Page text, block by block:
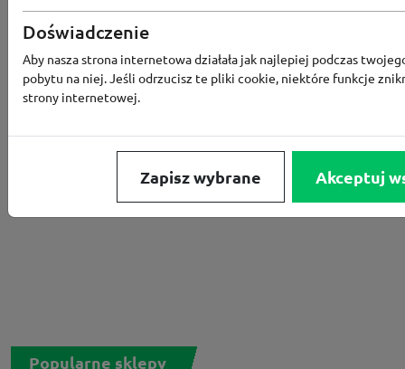
Rabat -15% za zapis do newslettera
Popularne sklepy
Doświadczenie
Aby nasza strona internetowa działała jak najlepiej podczas
pobytu na niej. Jeśli odrzucisz te pliki cookie, niektóre funkcje
strony internetowej.
Zapisz wybrane Akceptuj